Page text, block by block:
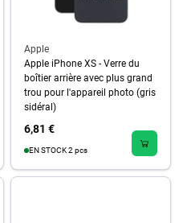
Apple
Apple iPhone XS - Verre du
boîtier arrière avec plus grand
trou pour l'appareil photo (gris
sidéral)
6,81 €
EN STOCK 2 pcs